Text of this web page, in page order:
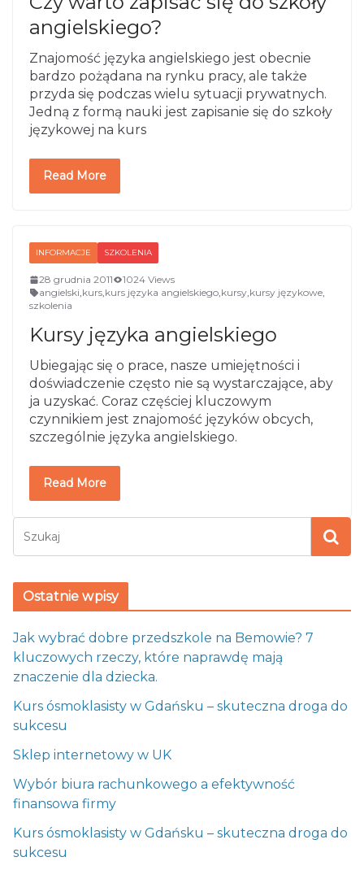
angielskiego?
Znajomość języka angielskiego jest obecnie
bardzo pożądana na rynku pracy, ale także
przyda się podczas wielu sytuacji prywatnych.
Jedną z formą nauki jest zapisanie się do szkoły
językowej na kurs
Read More
INFORMACJE SZKOLENIA
28 grudnia 2011
1024 Views
angielski kurs kurs języka angielskiego kursy kursy językowe
szkolenia
Kursy języka angielskiego
Ubiegając się o prace, nasze umiejętności i
doświadczenie często nie są wystarczające, aby
ja uzyskać. Coraz częściej kluczowym
czynnikiem jest znajomość języków obcych,
szczególnie języka angielskiego.
Read More
Ostatnie wpisy
Jak wybrać dobre przedszkole na Bemowie? 7
kluczowych rzeczy, które naprawdę mają
znaczenie dla dziecka.
Kurs ósmoklasisty w Gdańsku – skuteczna droga do
sukcesu
Sklep internetowy w UK
Wybór biura rachunkowego a efektywność
finansowa firmy
Kurs ósmoklasisty w Gdańsku – skuteczna droga do
sukcesu